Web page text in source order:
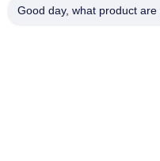
Good day, what product